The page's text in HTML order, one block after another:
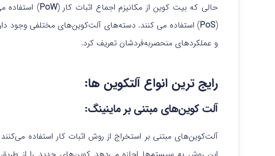
حالی که بیت کوین از مکانیزم اجماع اثبات کار (PoW) استفاده
(
PoS) استفاده می کنند. دسته‌های آلت‌کوین‌های مختلفی وجود
و عملکردهای منحصربه‌فردشان تعریف کرد.
رایج ترین انواع آلتکوین ها:
آلت کوین‌های مبتنی بر ماینینگ: